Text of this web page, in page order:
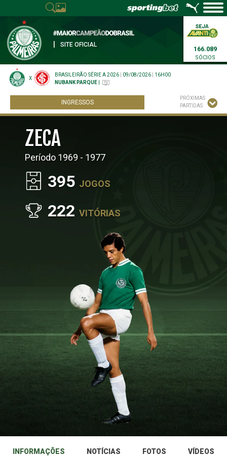
SITE OFICIAL
166.089
SÓCIOS
X
BRASILEIRÃO SÉRIE A 2026 09/08/2026
16H00
NUBANK PARQUE
INGRESSOS
PRÓXIMAS
PARTIDAS
ZECA
Período 1969 - 1977
395 JOGOS
222VITÓRIAS
INFORMAÇÕES NOTÍCIAS FOTOS VÍDEOS